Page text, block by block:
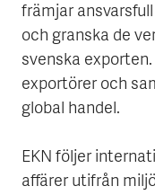
främjar
och granska de
svenska
exportörer och
global handel.
EKN följer
affärer utifrån